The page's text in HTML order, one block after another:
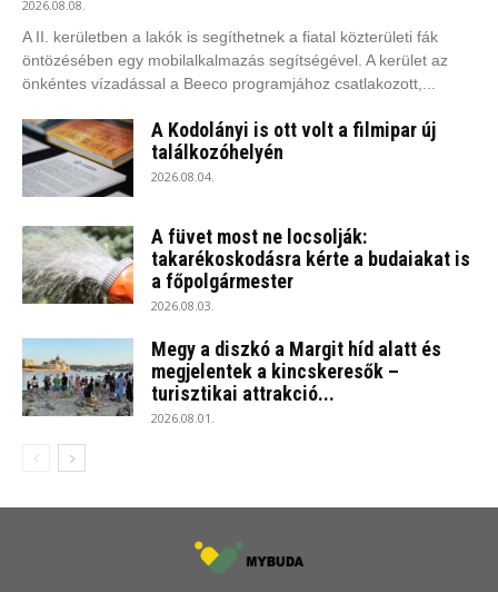
2026.08.08.
A II. kerületben a lakók is segíthetnek a fiatal közterületi fák
öntözésében egy mobilalkalmazás segítségével. A kerület az
önkéntes vízadással a Beeco programjához csatlakozott,...
A Kodolányi is ott volt a filmipar új
találkozóhelyén
2026.08.04.
A füvet most ne locsolják:
takarékoskodásra kérte a budaiakat is
a főpolgármester
2026.08.03.
Megy a diszkó a Margit híd alatt és
megjelentek a kincskeresők –
turisztikai attrakció...
2026.08.01.